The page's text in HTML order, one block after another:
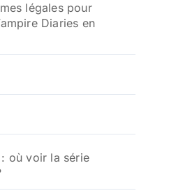
légales pour
Diaries en
où voir la série